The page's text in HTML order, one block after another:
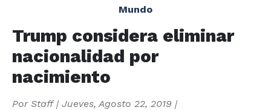
Mundo
Trump considera eliminar
nacionalidad por
nacimiento
Por Staff| Jueves, Agosto 22, 2019 |